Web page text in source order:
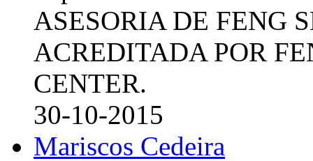
ASESORIA DE FENG
ACREDITADA POR
CENTER.
30-10-2015
Mariscos Cedeira